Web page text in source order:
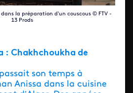
dans la préparation d'un couscous © FTV -
13 Prods
: Chakhchoukha de
son temps à
Anissa dans la cuisine